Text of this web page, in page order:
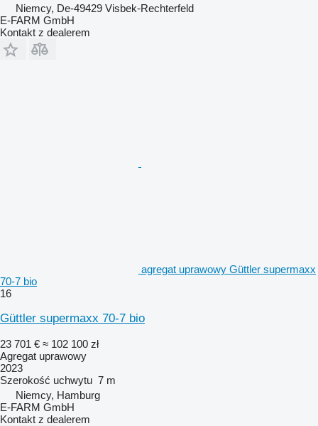
Niemcy, De-49429 Visbek-Rechterfeld
E-FARM GmbH
Kontakt z dealerem
agregat uprawowy Güttler supermaxx
70-7 bio
16
Güttler supermaxx 70-7 bio
23 701 € ≈ 102 100 zł
Agregat uprawowy
2023
Szerokość uchwytu 7 m
Niemcy, Hamburg
E-FARM GmbH
Kontakt z dealerem